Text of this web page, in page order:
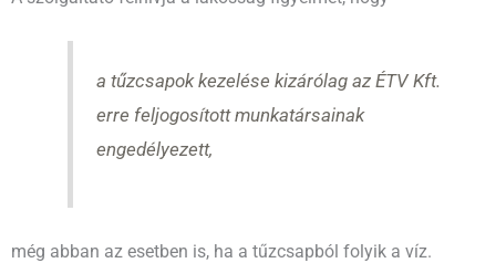
a tűzcsapok kezelése kizárólag az ÉTV Kft.
erre feljogosított munkatársainak
engedélyezett,
még abban az esetben is, ha a tűzcsapból folyik a víz.